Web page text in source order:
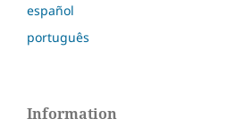
español
português
Information